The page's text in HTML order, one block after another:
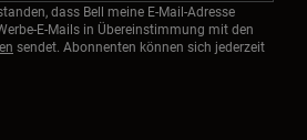
dass Bell meine E-Mail-Adresse
E-Mails in Übereinstimmung mit den
sendet. Abonnenten können sich jederzeit